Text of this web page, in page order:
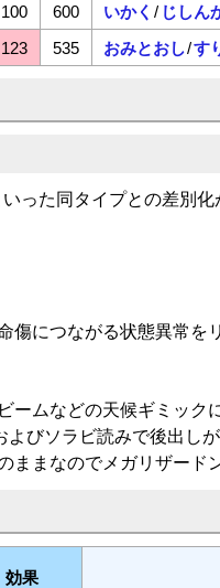
100 600 いかく / じしん
123 535 おみとおし/す
いった同タイプとの差別化
につながる状態異常を
ームなどの天候ギミック
びソラビ読みで後出し
ままなのでメガリザード
効果